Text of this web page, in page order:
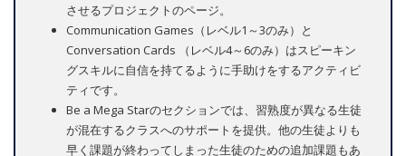
させるプロジェクトのページ。
Communication Games（レベル1～3のみ）と
Conversation Cards （レベル4～6のみ）はスピーキン
グスキルに自信を持てるように手助けをするアクティビ
ティです。
Be a Mega Starのセクションでは、習熟度が異なる生徒
が混在するクラスへのサポートを提供。他の生徒よりも
早く課題が終わってしまった生徒のための追加課題もあ